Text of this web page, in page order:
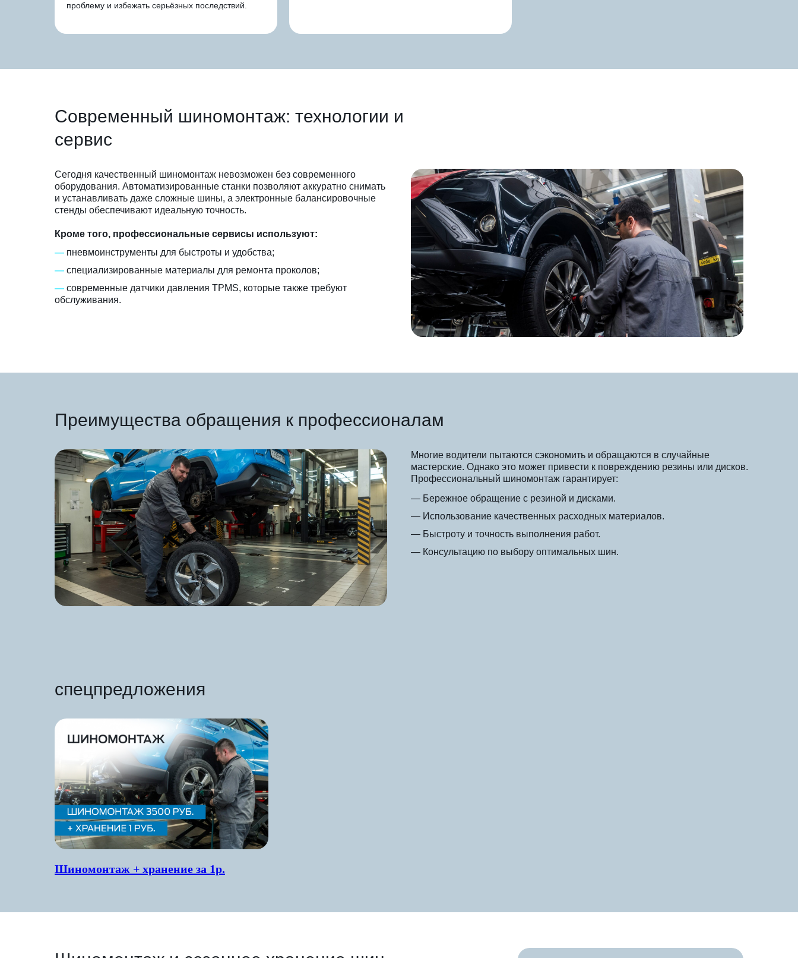
проблему и избежать серьёзных последствий.
Современный шиномонтаж: технологии и
сервис
Сегодня качественный шиномонтаж невозможен без современного
оборудования. Автоматизированные станки позволяют аккуратно снимать
и устанавливать даже сложные шины, а электронные балансировочные
стенды обеспечивают идеальную точность.
Кроме того, профессиональные сервисы используют:
— пневмоинструменты для быстроты и удобства;
— специализированные материалы для ремонта проколов;
— современные датчики давления TPMS, которые также требуют
обслуживания.
Преимущества обращения к профессионалам
Многие водители пытаются сэкономить и обращаются в случайные
мастерские. Однако это может привести к повреждению резины или дисков.
Профессиональный шиномонтаж гарантирует:
— Бережное обращение с резиной и дисками.
— Использование качественных расходных материалов.
— Быстроту и точность выполнения работ.
— Консультацию по выбору оптимальных шин.
спецпредложения
Шиномонтаж + хранение за 1р.